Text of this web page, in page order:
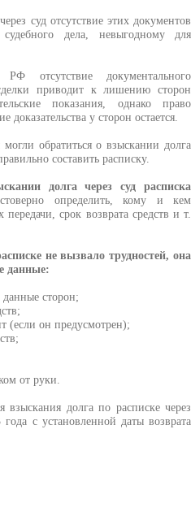
суд отсутствие этих документов
дела, невыгодному для
документального
приводит к лишению сторон
показания, однако право
у сторон остается.
обратиться о взыскании долга
составить расписку.
долга через суд расписка
определить, кому и кем
передачи, срок возврата средств и т.
не вызвало трудностей, она
данные:
сторон;
(если он предусмотрен);
от руки.
долга по расписке через
с установленной даты возврата